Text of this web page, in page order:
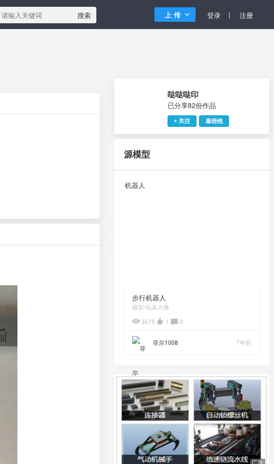
搜索 登录 | 注册
上传
哒哒哒印
已分享82份作品
+ 关注 雇佣他
源模型
步行机器人
模型-玩具人偶
3675
1 0
菲尔1008 7年前